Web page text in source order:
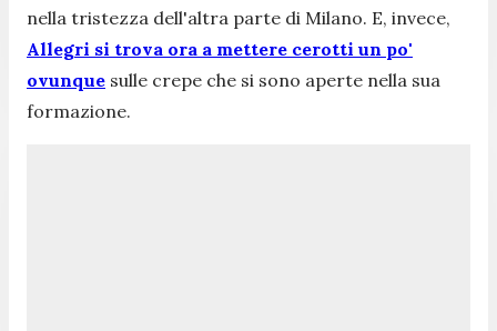
nella tristezza dell'altra parte di Milano. E, invece,
Allegri si trova ora a mettere cerotti un po'
ovunque sulle crepe che si sono aperte nella sua
formazione.